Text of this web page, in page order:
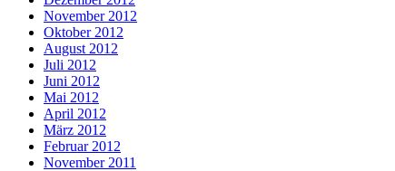
November 2012
Oktober 2012
August 2012
Juli 2012
Juni 2012
Mai 2012
April 2012
März 2012
Februar 2012
November 2011